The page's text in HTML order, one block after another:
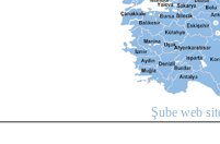
Şube web